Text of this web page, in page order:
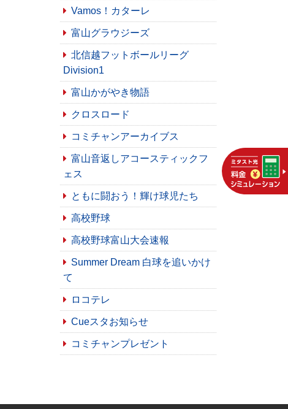
Vamos！カターレ
富山グラウジーズ
北信越フットボールリーグ
Division1
富山かがやき物語
クロスロード
コミチャンアーカイブス
富山音返しアコースティックフ
ェス
ともに闘おう！輝け球児たち
高校野球
高校野球富山大会速報
Summer Dream 白球を追いかけ
て
ロコテレ
Cueスタお知らせ
コミチャンプレゼント